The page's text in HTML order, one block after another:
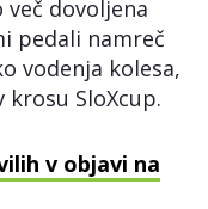
dovoljena
pedali namreč
vodenja kolesa,
SloXcup.
v objavi na